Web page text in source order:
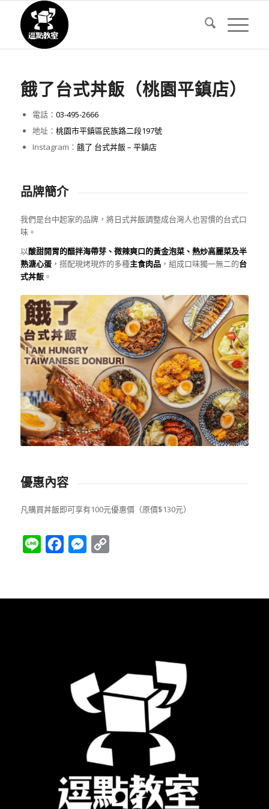
餓了台式丼飯（桃園平鎮店）
電話： 03-495-2666
地址： 桃園市平鎮區民族路二段197號
Instagram： 餓了 台式丼飯 – 平鎮店
品牌簡介
我們是台中起家的品牌，將日式丼飯調整成台灣人也習慣的台式口
味。
以酸甜開胃的醋拌海帶芽、微辣爽口的黃金泡菜、熱炒高麗菜及半
熟溏心蛋，搭配現烤現炸的多種主食肉品，組成口味獨一無二的台
式丼飯。
優惠內容
凡購買丼飯即可享有100元優惠價（原價$130元）
Line FacebookMessenger